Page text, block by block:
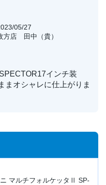
05/27
方店 田中（貴）
インチ装
まオシャレに仕上がりま
マルチフォルケッタⅡ SP-